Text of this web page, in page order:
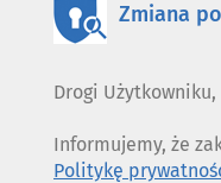
Zmiana
Drogi Użytkowniku,
Informujemy, że
Politykę